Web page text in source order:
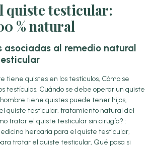
quiste testicular:
% natural
asociadas al remedio natural
tiene quistes en los testículos, Cómo se
testículos, Cuándo se debe operar un quiste
tiene quistes puede tener hijos,
quiste testicular, tratamiento natural del
tratar el quiste testicular sin cirugía? :
herbaria para el quiste testicular,
tratar el quiste testicular, Qué pasa si